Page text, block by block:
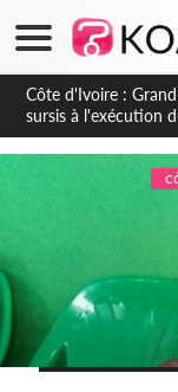
Côte d'Ivoire :
Hôma Viviane
PND 2026-2030